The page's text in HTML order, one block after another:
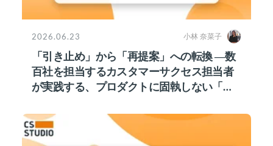
2026.06.23 小林 奈菜子
「引き止め」から「再提案」への転換 ―数
百社を担当するカスタマーサクセス担当者
が実践する、プロダクトに固執しない「接